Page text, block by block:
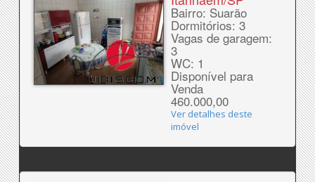
Bairro: Suarão
Dormitórios: 3
Vagas de garagem:
3
WC: 1
Disponível para
Venda
460.000,00
Ver detalhes deste
imóvel